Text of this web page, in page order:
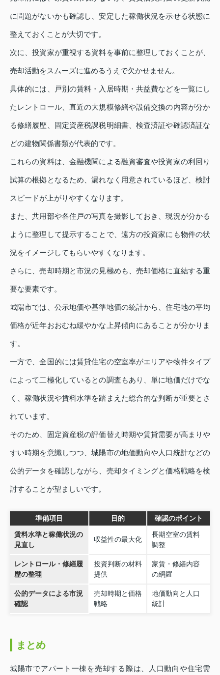
に問題がないかも確認し、安定した稼働状況を示せる状態に
整えておくことが大切です。
次に、投資家が重視する資料を事前に整理しておくことが、
売却活動をスムーズに進めるうえで欠かせません。
具体的には、戸別の賃料・入居時期・共益費などを一覧にし
たレントロール、直近の大規模修繕や設備交換の内容が分か
る修繕履歴、固定資産税課税明細書、検査済証や確認済証な
どの建物関係書類が代表的です。
これらの資料は、金融機関による融資審査や投資家の利回り
試算の根拠となるため、漏れなく用意されているほど、検討
スピードが上がりやすくなります。
また、共用部や各住戸の写真を撮影しておき、現況が分かる
ように整理して提示することで、遠方の投資家にも物件の状
況をイメージしてもらいやすくなります。
さらに、売却時期と市況の見極めも、売却価格に直結する重
要な要素です。
城陽市では、公示地価や基準地価の統計から、住宅地の平均
価格が近年おおむね緩やかな上昇傾向にあることが分かりま
す。
一方で、全国的には賃貸住宅の空室率がエリアや物件タイプ
によって二極化しているとの調査もあり、単に地価だけでな
く、稼働状況や賃料水準を踏まえた総合的な判断が重要とさ
れています。
そのため、固定資産税の評価替え時期や賃貸需要が高まりや
すい時期を意識しつつ、城陽市の地価動向や人口統計などの
公的データを確認しながら、売却タイミングと価格戦略を検
討することが望ましいです。
準備項目 目的 確認のポイント
賃料水準と稼働状況の
見直し
収益性の最大化
長期空室の賃料
調整
レントロール・修繕履
歴の整理
投資判断の材料
提供
家賃・修繕内容
の網羅
公的データによる市況
確認
売却時期と価格
戦略
地価動向と人口
統計
まとめ
城陽市でアパート一棟を売却する際は、人口動向や住宅需